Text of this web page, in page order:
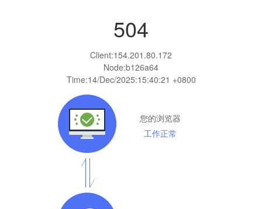
504
Client:154.201.80.172
Node:b126a64
Time:14/Dec/2025:15:40:21 +0800
您的浏览器
工作正常